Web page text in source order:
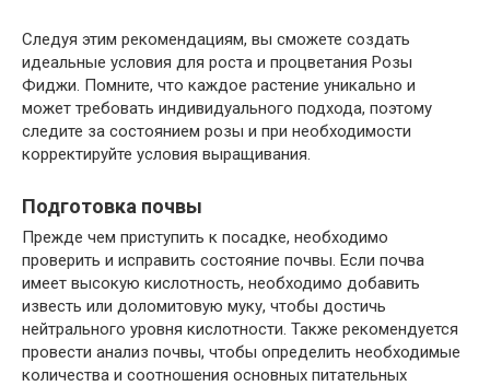
Следуя этим рекомендациям, вы сможете создать
идеальные условия для роста и процветания Розы
Фиджи. Помните, что каждое растение уникально и
может требовать индивидуального подхода, поэтому
следите за состоянием розы и при необходимости
корректируйте условия выращивания.
Подготовка почвы
Прежде чем приступить к посадке, необходимо
проверить и исправить состояние почвы. Если почва
имеет высокую кислотность, необходимо добавить
известь или доломитовую муку, чтобы достичь
нейтрального уровня кислотности. Также рекомендуется
провести анализ почвы, чтобы определить необходимые
количества и соотношения основных питательных